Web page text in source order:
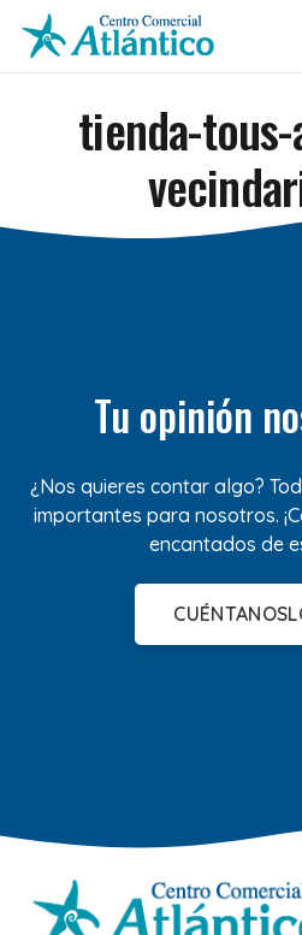
tienda-
Tu opinión
¿Nos quieres contar algo?
importantes para nosotros.
encantados de